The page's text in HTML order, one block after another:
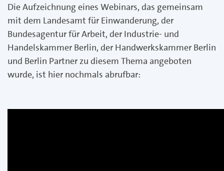
Die Aufzeichnung eines Webinars, das gemeinsam
mit dem Landesamt für Einwanderung, der
Bundesagentur für Arbeit, der Industrie- und
Handelskammer Berlin, der Handwerkskammer Berlin
und Berlin Partner zu diesem Thema angeboten
wurde, ist hier nochmals abrufbar: